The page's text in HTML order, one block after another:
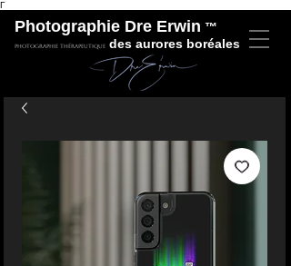
Γ
Photographie Dre Erwin ™
Photographie thérapeutique des aurores boréales